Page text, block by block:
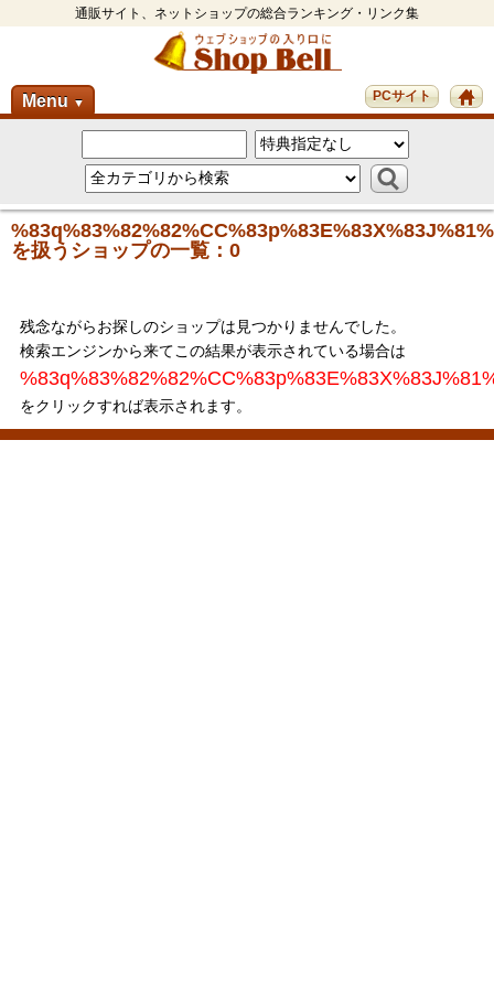
通販サイト、ネットショップの総合ランキング・リンク集
Menu ▼ PCサイト
を扱うショップの一覧：0
残念ながらお探しのショップは見つかりませんでした。
検索エンジンから来てこの結果が表示されている場合は
をクリックすれば表示されます。